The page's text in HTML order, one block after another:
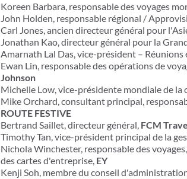
Koreen Barbara, responsable des voyages
John Holden, responsable régional /
Carl Jones, ancien directeur général pour
Jonathan Kao, directeur général pour la
Amarnath Lal Das, vice-président – Réunions
Ewan Lin, responsable des opérations de
Johnson
Michelle Low, vice-présidente mondiale de
Mike Orchard, consultant principal,
ROUTE FESTIVE
Bertrand Saillet, directeur général, FCM
Timothy Tan, vice-président principal de la
Nichola Winchester, responsable des
des cartes d'entreprise, EY
Kenji Soh, membre du conseil